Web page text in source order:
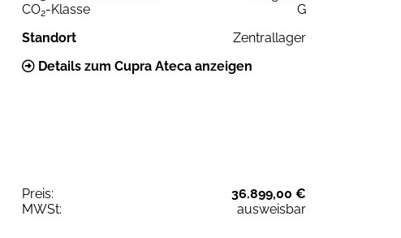
CO2-Klasse
G
Standort
Zentrallager
Details zum Cupra Ateca anzeigen
Preis:
36.899,00 €
MWSt:
ausweisbar